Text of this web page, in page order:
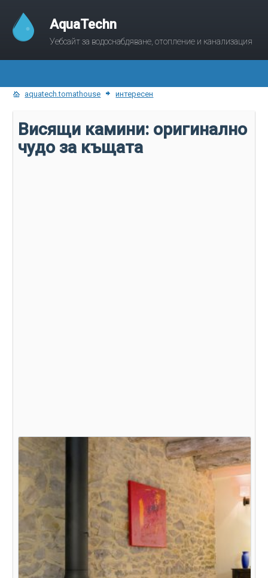
AquaTechn
Уебсайт за водоснабдяване, отопление и канализация
aquatech.tomathouse интересен
Висящи камини: оригинално
чудо за къщата